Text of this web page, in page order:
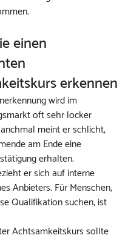
einen
erkennen
wird im
oft sehr locker
meint er schlicht,
am Ende eine
erhalten.
er sich auf interne
Anbieters. Für Menschen,
Qualifikation suchen, ist
Achtsamkeitskurs sollte